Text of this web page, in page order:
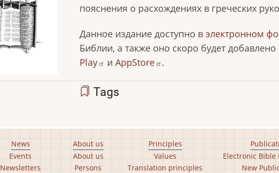
пояснения о расхождениях в греческих
Данное издание доступно в электронном
Библии, а также оно скоро будет
Play
и AppStore .
Tags
News
Events
Newsletters
About us
About us
Persons
Principles
Values
Translation principles
Electronic Bible
New